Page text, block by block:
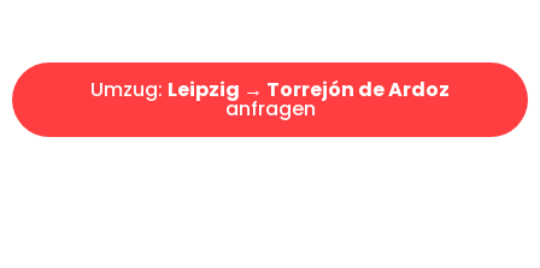
Umzug: Leipzig → Torrejón de Ardoz
anfragen